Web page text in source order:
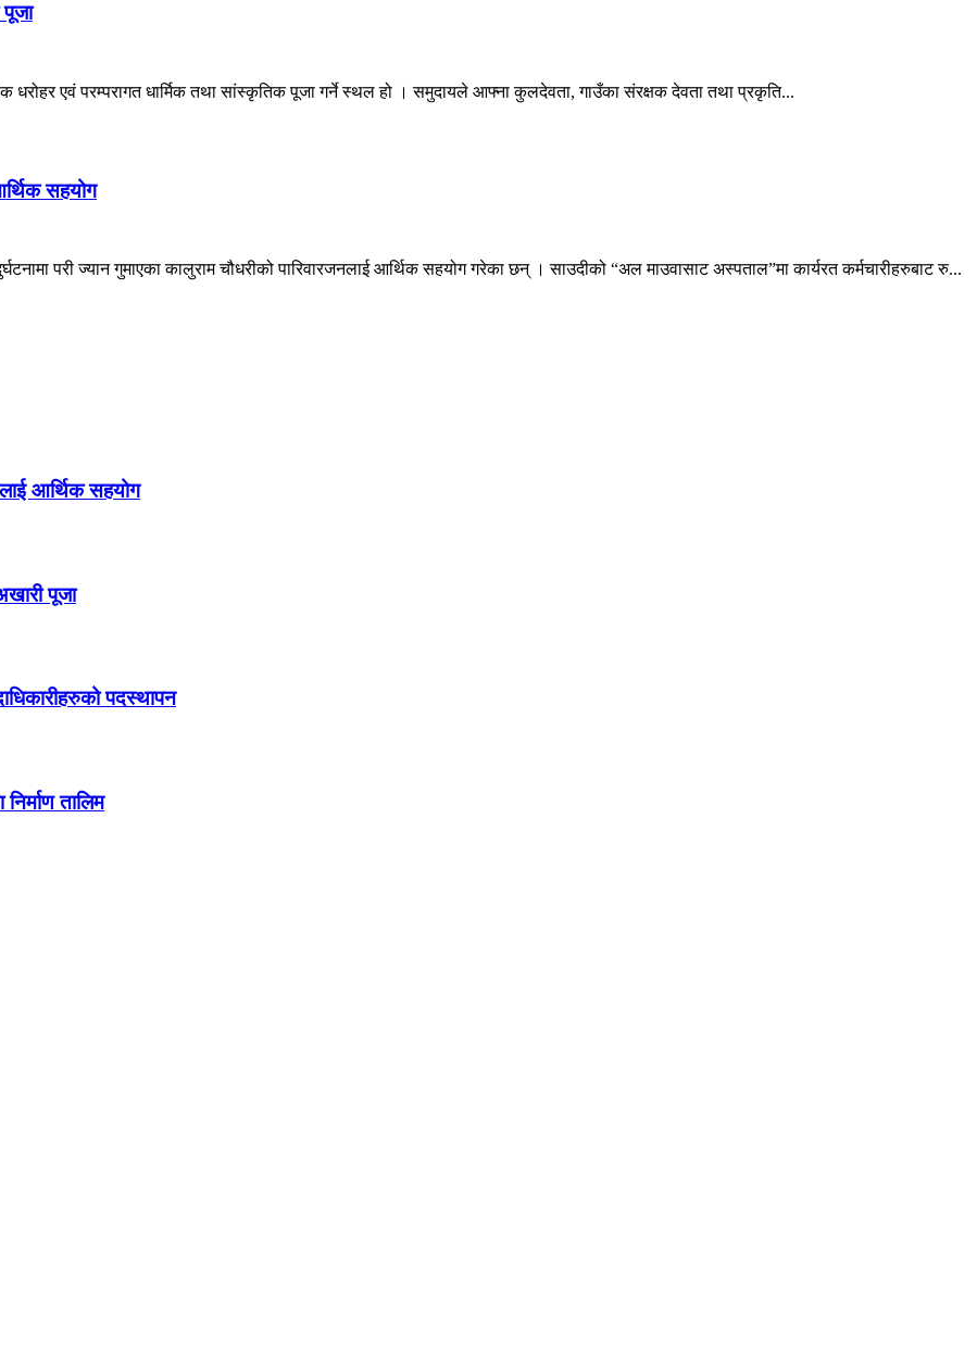
पूजा
धरोहर एवं परम्परागत धार्मिक तथा सांस्कृतिक पूजा गर्ने स्थल हो । समुदायले आफ्ना कुलदेवता, गाउँका संरक्षक देवता तथा प्रकृति...
सहयोग
परी ज्यान गुमाएका कालुराम चौधरीको पारिवारजनलाई आर्थिक सहयोग गरेका छन् । साउदीको “अल माउवासाट अस्पताल”मा कार्यरत कर्मचारीहरुबाट रु...
आर्थिक सहयोग
पूजा
पदस्थापन
तालिम